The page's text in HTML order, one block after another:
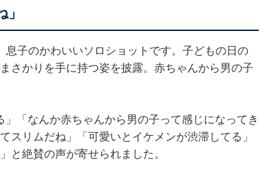
子のかわいいソロショットです。子どもの日の
さかりを手に持つ姿を披露。赤ちゃんから男の子
「なんか赤ちゃんから男の子って感じになってき
スリムだね」「可愛いとイケメンが渋滞してる」
と絶賛の声が寄せられました。